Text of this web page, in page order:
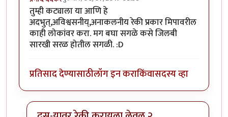
तुम्ही कट्याला या आणि हे
अदभुत्,अविश्वसनीय्,अनाकलनीय रेकी प्रकार मिपावरील
काही लोकांवर करा. मग बघा सगळे कसे जिलबी
सारखी सरळ होतील सगळी. :D
प्रतिसाद देण्यासाठीलॉग इन कराकिंवासदस्य व्हा